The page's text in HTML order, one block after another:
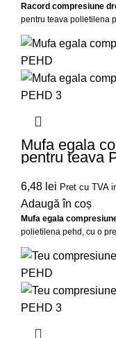
Racord compresiune
pentru teava polietilena
Mufa egala
pentru teava
6,48 lei Pret cu TVA
Adaugă în coș
Mufa egala
polietilena pehd, cu o